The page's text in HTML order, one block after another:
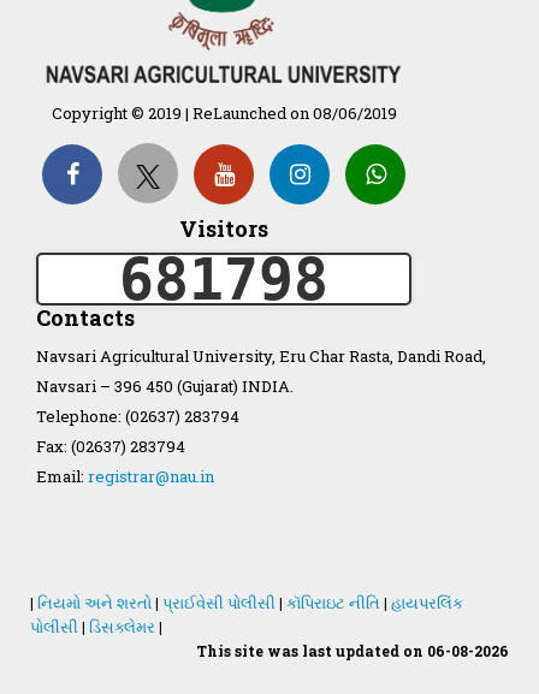
गुणवत्ता युक्त कृषि-शिक्षा एक पहल" - भारतीय
कृषि अनुसंधान परिषद की 25वीं अखिल
भारतीय कृषि प्रवेश परीक्षा 2020
Organization Structure
ખેડુત માર્ગદર્શિકા
Accreditation Certificate
Statastics
Copyright © 2019 | ReLaunched on 08/06/2019
Visitors
681798
Contacts
Navsari Agricultural University, Eru Char Rasta, Dandi Road,
Navsari – 396 450 (Gujarat) INDIA.
Telephone: (02637) 283794
Fax: (02637) 283794
Email: registrar@nau.in
| નિયમો અને શરતો| પ્રાઈવેસી પોલીસી | કૉપિરાઇટ નીતિ | હાયપરલિંક
પોલીસી | ડિસક્લેમર |
This site was last updated on 06-08-2026